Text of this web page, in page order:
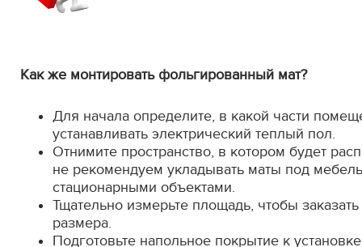
Как же монтировать фольгированный мат?
Для начала определите, в какой части
устанавливать электрический теплый пол.
Отнимите пространство, в котором будет
не рекомендуем укладывать маты под
стационарными объектами.
Тщательно измерьте площадь, чтобы
размера.
Подготовьте напольное покрытие к